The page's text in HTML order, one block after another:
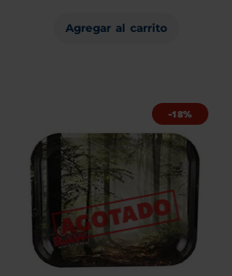
Agregar al carrito
-18%